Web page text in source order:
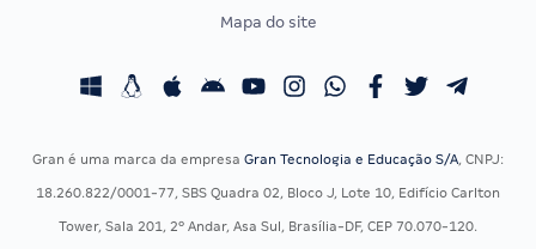
Concursos Fiscais
Concursos Saúde
Calendário OAB
Mapa do site
Gran é uma marca da empresa Gran Tecnologia e Educação S/A, CNPJ:
18.260.822/0001-77, SBS Quadra 02, Bloco J, Lote 10, Edifício Carlton
Tower, Sala 201, 2º Andar, Asa Sul, Brasília-DF, CEP 70.070-120.